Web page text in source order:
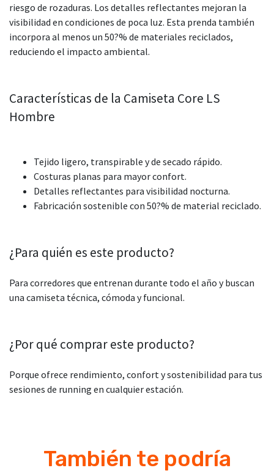
riesgo de rozaduras. Los detalles reflectantes mejoran la
visibilidad en condiciones de poca luz. Esta prenda también
incorpora al menos un 50?% de materiales reciclados,
reduciendo el impacto ambiental.
Características de la Camiseta Core LS
Hombre
Tejido ligero, transpirable y de secado rápido.
Costuras planas para mayor confort.
Detalles reflectantes para visibilidad nocturna.
Fabricación sostenible con 50?% de material reciclado.
¿Para quién es este producto?
Para corredores que entrenan durante todo el año y buscan
una camiseta técnica, cómoda y funcional.
¿Por qué comprar este producto?
Porque ofrece rendimiento, confort y sostenibilidad para tus
sesiones de running en cualquier estación.
También te podría